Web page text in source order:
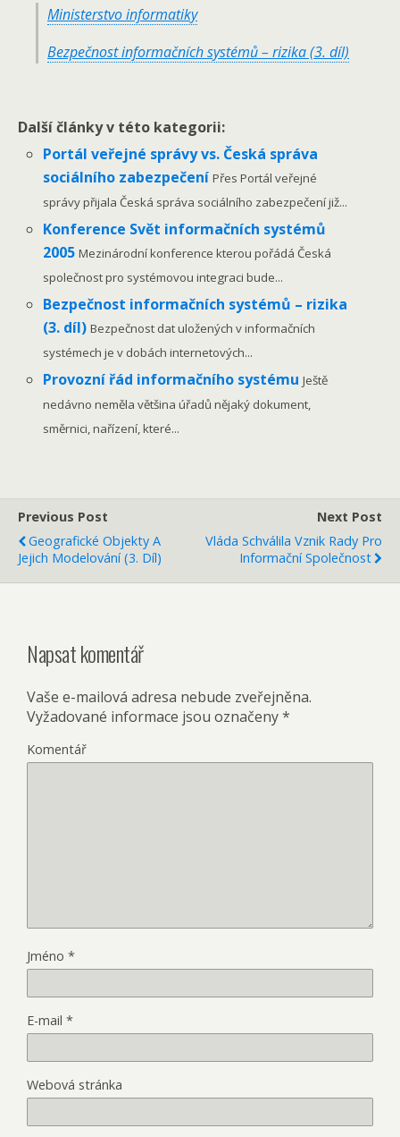
Ministerstvo informatiky
Bezpečnost informačních systémů – rizika (3. díl)
Další články v této kategorii:
Portál veřejné správy vs. Česká správa
sociálního zabezpečeníPřes Portál veřejné
správy přijala Česká správa sociálního zabezpečení již...
Konference Svět informačních systémů
2005Mezinárodní konference kterou pořádá Česká
společnost pro systémovou integraci bude...
Bezpečnost informačních systémů – rizika
(3. díl)Bezpečnost dat uložených v informačních
systémech je v dobách internetových...
Provozní řád informačního systémuJeště
nedávno neměla většina úřadů nějaký dokument,
směrnici, nařízení, které...
Previous Post
Geografické Objekty A
Jejich Modelování (3. Díl)
Next Post
Vláda Schválila Vznik Rady Pro
Informační Společnost
Napsat komentář
Vaše e-mailová adresa nebude zveřejněna.
Vyžadované informace jsou označeny*
Komentář
Jméno *
E-mail *
Webová stránka